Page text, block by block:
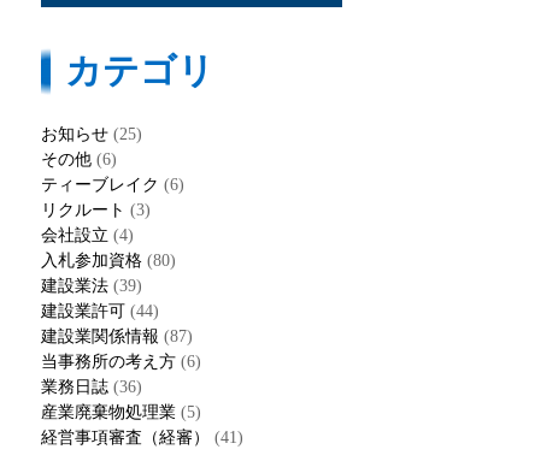
カテゴリ
お知らせ (25)
その他 (6)
ティーブレイク (6)
リクルート (3)
会社設立 (4)
入札参加資格 (80)
建設業法 (39)
建設業許可 (44)
建設業関係情報 (87)
当事務所の考え方 (6)
業務日誌 (36)
産業廃棄物処理業 (5)
経営事項審査（経審）
(41)